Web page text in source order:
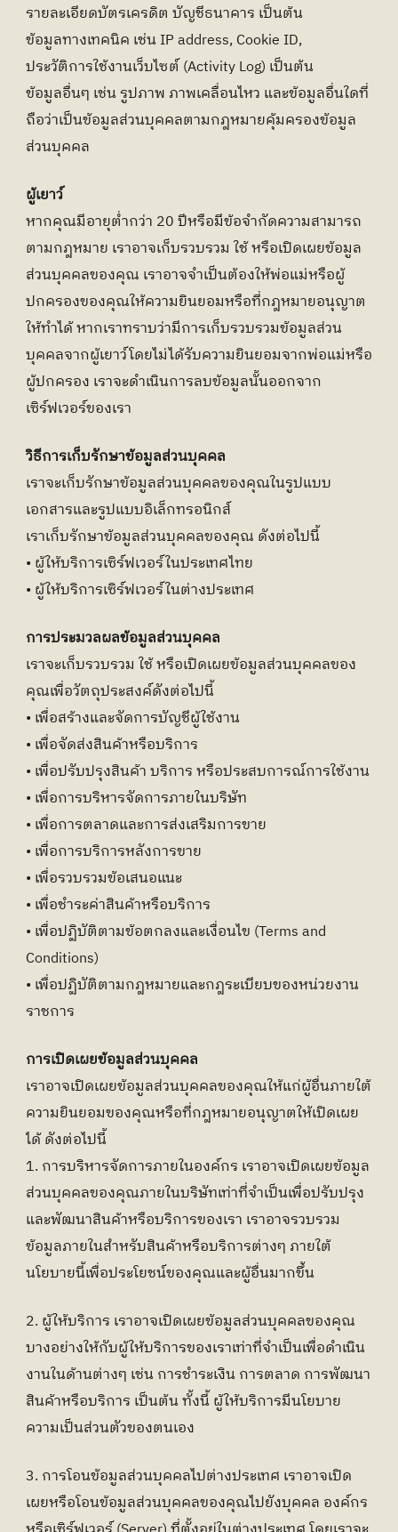
รายละเอียดบัตรเครดิต บัญชีธนาคาร เป็นต้น
ข้อมูลทางเทคนิค เช่น IP address, Cookie ID,
ประวัติการใช้งานเว็บไซต์ (Activity Log) เป็นต้น
ข้อมูลอื่นๆ เช่น รูปภาพ ภาพเคลื่อนไหว และข้อมูลอื่นใดที่
ถือว่าเป็นข้อมูลส่วนบุคคลตามกฎหมายคุ้มครองข้อมูล
ส่วนบุคคล
ผู้เยาว์
หากคุณมีอายุต่ำกว่า 20 ปีหรือมีข้อจำกัดความสามารถ
ตามกฎหมาย เราอาจเก็บรวบรวม ใช้ หรือเปิดเผยข้อมูล
ส่วนบุคคลของคุณ เราอาจจำเป็นต้องให้พ่อแม่หรือผู้
ปกครองของคุณให้ความยินยอมหรือที่กฎหมายอนุญาต
ให้ทำได้ หากเราทราบว่ามีการเก็บรวบรวมข้อมูลส่วน
บุคคลจากผู้เยาว์โดยไม่ได้รับความยินยอมจากพ่อแม่หรือ
ผู้ปกครอง เราจะดำเนินการลบข้อมูลนั้นออกจาก
เซิร์ฟเวอร์ของเรา
วิธีการเก็บรักษาข้อมูลส่วนบุคคล
เราจะเก็บรักษาข้อมูลส่วนบุคคลของคุณในรูปแบบ
เอกสารและรูปแบบอิเล็กทรอนิกส์
เราเก็บรักษาข้อมูลส่วนบุคคลของคุณ ดังต่อไปนี้
• ผู้ให้บริการเซิร์ฟเวอร์ในประเทศไทย
• ผู้ให้บริการเซิร์ฟเวอร์ในต่างประเทศ
การประมวลผลข้อมูลส่วนบุคคล
เราจะเก็บรวบรวม ใช้ หรือเปิดเผยข้อมูลส่วนบุคคลของ
คุณเพื่อวัตถุประสงค์ดังต่อไปนี้
• เพื่อสร้างและจัดการบัญชีผู้ใช้งาน
• เพื่อจัดส่งสินค้าหรือบริการ
• เพื่อปรับปรุงสินค้า บริการ หรือประสบการณ์การใช้งาน
• เพื่อการบริหารจัดการภายในบริษัท
• เพื่อการตลาดและการส่งเสริมการขาย
• เพื่อการบริการหลังการขาย
• เพื่อรวบรวมข้อเสนอแนะ
• เพื่อชำระค่าสินค้าหรือบริการ
• เพื่อปฏิบัติตามข้อตกลงและเงื่อนไข (Terms and
Conditions)
• เพื่อปฏิบัติตามกฎหมายและกฎระเบียบของหน่วยงาน
ราชการ
การเปิดเผยข้อมูลส่วนบุคคล
เราอาจเปิดเผยข้อมูลส่วนบุคคลของคุณให้แก่ผู้อื่นภายใต้
ความยินยอมของคุณหรือที่กฎหมายอนุญาตให้เปิดเผย
ได้ ดังต่อไปนี้
1. การบริหารจัดการภายในองค์กร เราอาจเปิดเผยข้อมูล
ส่วนบุคคลของคุณภายในบริษัทเท่าที่จำเป็นเพื่อปรับปรุง
และพัฒนาสินค้าหรือบริการของเรา เราอาจรวบรวม
ข้อมูลภายในสำหรับสินค้าหรือบริการต่างๆ ภายใต้
นโยบายนี้เพื่อประโยชน์ของคุณและผู้อื่นมากขึ้น
2. ผู้ให้บริการ เราอาจเปิดเผยข้อมูลส่วนบุคคลของคุณ
บางอย่างให้กับผู้ให้บริการของเราเท่าที่จำเป็นเพื่อดำเนิน
งานในด้านต่างๆ เช่น การชำระเงิน การตลาด การพัฒนา
สินค้าหรือบริการ เป็นต้น ทั้งนี้ ผู้ให้บริการมีนโยบาย
ความเป็นส่วนตัวของตนเอง
3. การโอนข้อมูลส่วนบุคคลไปต่างประเทศ เราอาจเปิด
เผยหรือโอนข้อมูลส่วนบุคคลของคุณไปยังบุคคล องค์กร